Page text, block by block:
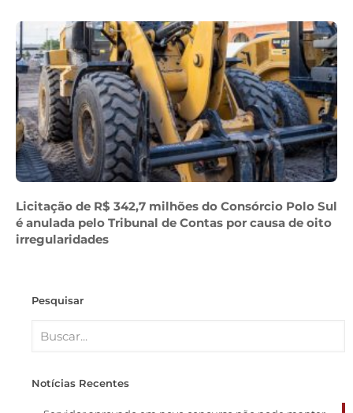
Licitação de R$ 342,7 milhões do Consórcio Polo Sul
é anulada pelo Tribunal de Contas por causa de oito
irregularidades
Pesquisar
Notícias Recentes